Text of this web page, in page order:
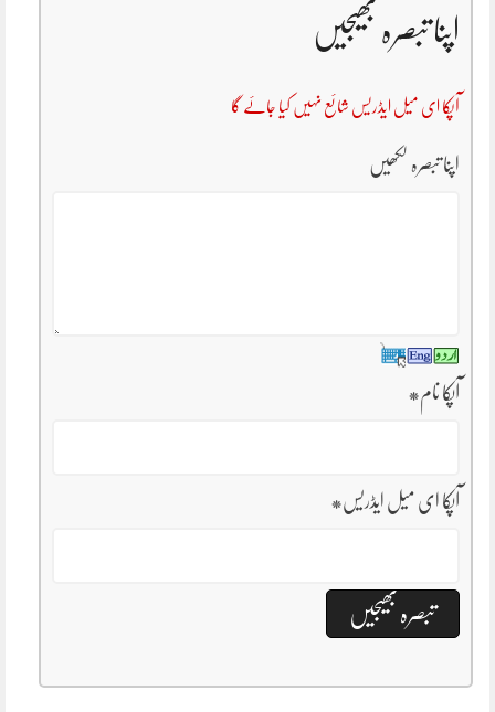
اپنا تبصرہ بھیجیں
آپکا ای میل ایڈریس شائع نہیں کیا جائے گا
اپنا تبصرہ لکھیں
آپکا نام*
آپکا ای میل ایڈریس*